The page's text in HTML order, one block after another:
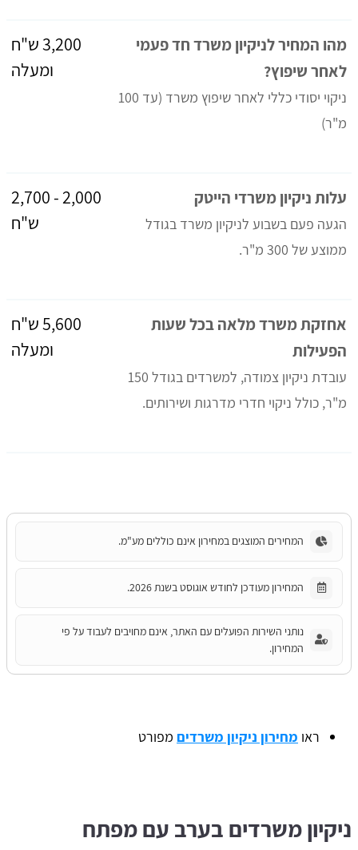
מהו המחיר לניקיון משרד חד פעמי
לאחר שיפוץ?
ניקוי יסודי כללי לאחר שיפוץ משרד (עד 100
מ"ר)
3,200 ש"ח
ומעלה
עלות ניקיון משרדי הייטק
הגעה פעם בשבוע לניקיון משרד בגודל
ממוצע של 300 מ"ר.
2,000 - 2,700
ש"ח
אחזקת משרד מלאה בכל שעות
הפעילות
עובדת ניקיון צמודה, למשרדים בגודל 150
מ"ר, כולל ניקוי חדרי מדרגות ושירותים.
5,600 ש"ח
ומעלה
המחירים המוצגים במחירון אינם כוללים מע"מ.
המחירון מעודכן לחודש אוגוסט בשנת 2026.
נותני השירות הפועלים עם האתר, אינם מחויבים לעבוד על פי
המחירון.
ראו מחירון ניקיון משרדים מפורט
ניקיון משרדים בערב עם מפתח